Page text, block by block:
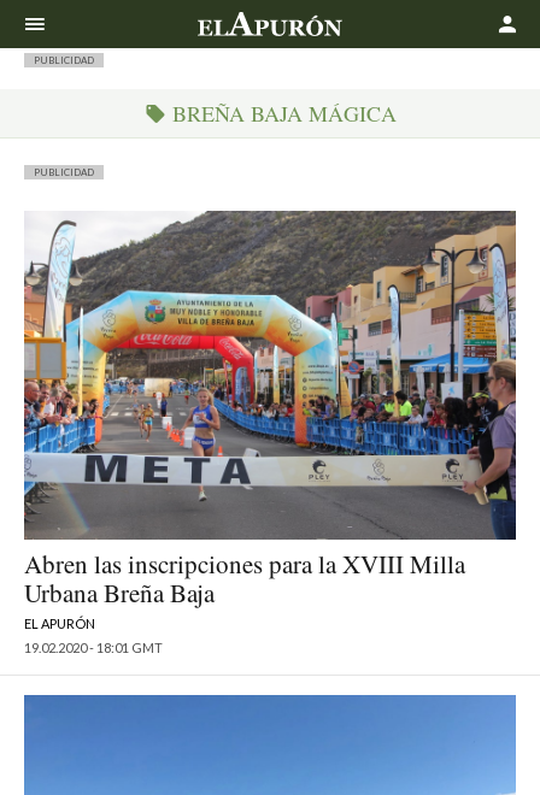
PUBLICIDAD
BREÑA BAJA MÁGICA
PUBLICIDAD
Abren las inscripciones para la XVIII Milla
Urbana Breña Baja
EL APURÓN
19.02.2020 - 18:01 GMT